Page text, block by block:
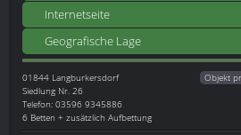
Internetseite
Geografische Lage
01844 Langburkersdorf
Siedlung Nr. 26
Telefon: 03596 9345886
6 Betten + zusätzlich Aufbettung
Objekt